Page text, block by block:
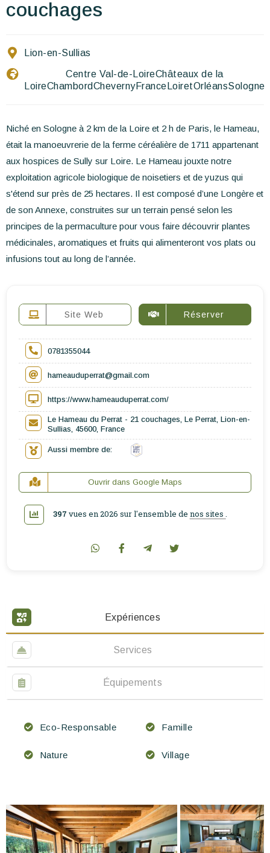
Ecrivez-nous
couchages
Lion-en-Sullias
Centre Val-de-LoireChâteaux de la
LoireChambordChevernyFrance LoiretOrléansSologne
Niché en Sologne à 2 km de la Loire et 2 h de Paris, le Hameau,
était la manoeuvrerie de la ferme céréalière de 1711 appartenant
aux hospices de Sully sur Loire. Le Hameau jouxte notre
exploitation agricole biologique de noisetiers et de yuzus qui
s'étend sur près de 25 hectares. Il est composé d’une Longère et
de son Annexe, construites sur un terrain pensé selon les
principes de la permaculture pour vous faire découvrir plantes
médicinales, aromatiques et fruits qui alimenteront vos plats ou
infusions tout au long de l’année.
Expériences
Services
Équipements
Eco-Responsable Famille
Nature Village
Site Web Réserver
0781355044
hameauduperrat@gmail.com
https://www.hameauduperrat.com/
Le Hameau du Perrat - 21 couchages, Le Perrat, Lion-en-
Sullias, 45600, France
Aussi membre de:
Ouvrir dans Google Maps
397 vues en 2026 sur l'ensemble de nos sites .